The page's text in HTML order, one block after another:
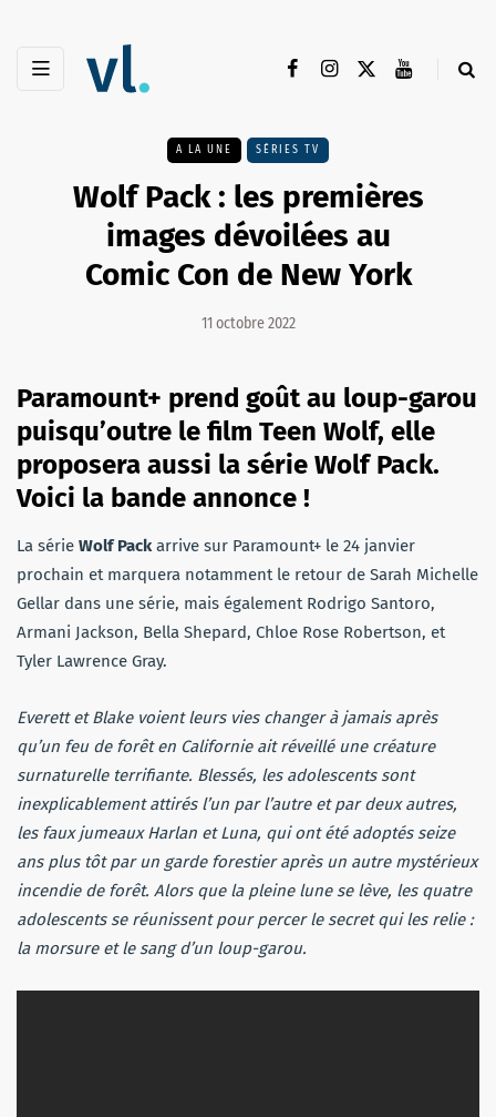
A LA UNE SÉRIES TV
Wolf Pack : les premières
images dévoilées au
Comic Con de New York
11 octobre 2022
Paramount+ prend goût au loup-garou
puisqu’outre le film Teen Wolf, elle
proposera aussi la série Wolf Pack.
Voici la bande annonce !
La série Wolf Packarrive sur Paramount+ le 24 janvier
prochain et marquera notamment le retour de Sarah Michelle
Gellar dans une série, mais également Rodrigo Santoro,
Armani Jackson, Bella Shepard, Chloe Rose Robertson, et
Tyler Lawrence Gray.
Everett et Blake voient leurs vies changer à jamais après
qu’un feu de forêt en Californie ait réveillé une créature
surnaturelle terrifiante. Blessés, les adolescents sont
inexplicablement attirés l’un par l’autre et par deux autres,
les faux jumeaux Harlan et Luna, qui ont été adoptés seize
ans plus tôt par un garde forestier après un autre mystérieux
incendie de forêt. Alors que la pleine lune se lève, les quatre
adolescents se réunissent pour percer le secret qui les relie :
la morsure et le sang d’un loup-garou.